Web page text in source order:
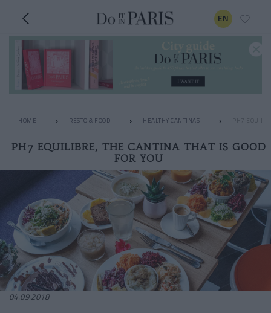
EN
HOME RESTO & FOOD HEALTHY CANTINAS
PH7 EQUILIBRE, THE CANTINA THAT IS GOOD
FOR YOU
04.09.2018